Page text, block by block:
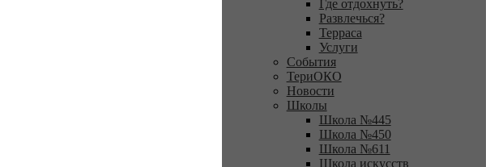
Где отдохнуть?
Развлечься?
Терраса
Услуги
События
ТериОКО
Новости
Школы
Школа №445
Школа №450
Школа №611
Школа искусств